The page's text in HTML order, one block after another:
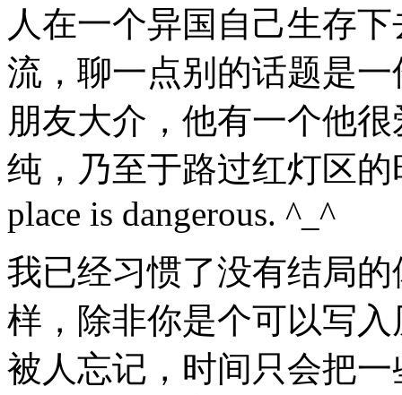
人在一个异国自己生存
流，聊一点别的话题是
朋友大介，他有一个他
纯，乃至于路过红灯区的
place is dangerous. ^_^
我已经习惯了没有结局
样，除非你是个可以写
被人忘记，时间只会把